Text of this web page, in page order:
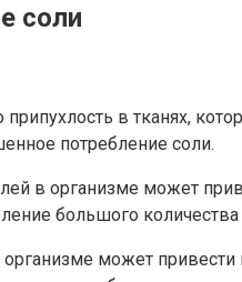
соли
в тканях,
потребление соли.
в организме может
большого
может